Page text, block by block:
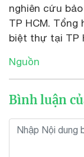
nghiên cứu
TP HCM.
biệt thự tại TP
Nguồn
Bình luận